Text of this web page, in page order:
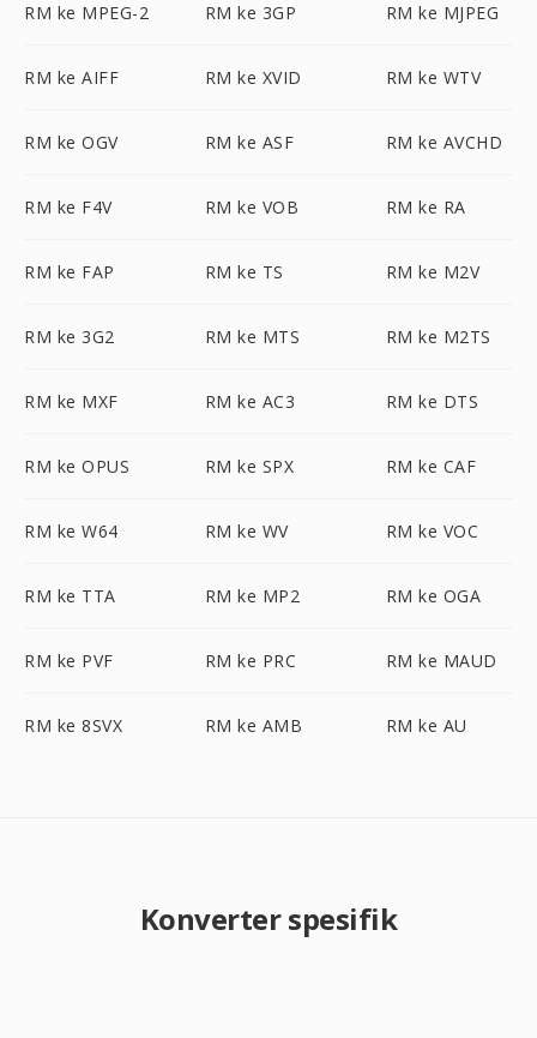
RM ke MPEG-2 RM ke 3GP RM ke MJPEG
RM ke AIFF RM ke XVID RM ke WTV
RM ke OGV RM ke ASF RM ke AVCHD
RM ke F4V RM ke VOB RM ke RA
RM ke FAP RM ke TS RM ke M2V
RM ke 3G2 RM ke MTS RM ke M2TS
RM ke MXF RM ke AC3 RM ke DTS
RM ke OPUS RM ke SPX RM ke CAF
RM ke W64 RM ke WV RM ke VOC
RM ke TTA RM ke MP2 RM ke OGA
RM ke PVF RM ke PRC RM ke MAUD
RM ke 8SVX RM ke AMB RM ke AU
Konverter spesifik